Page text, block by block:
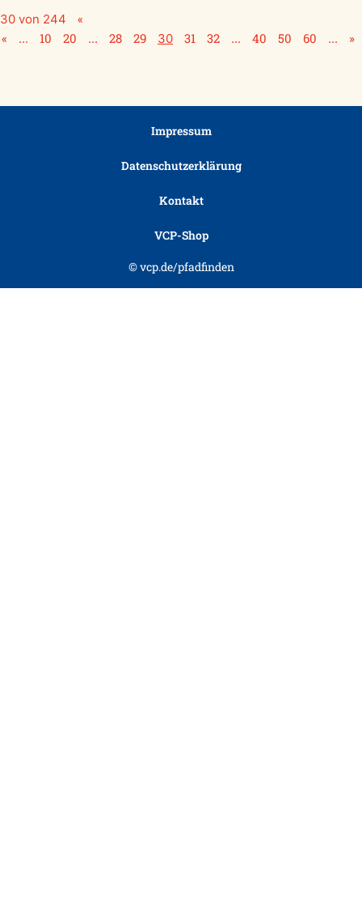
von 244
«
«
... 10 20 ... 28 29 30 31 32 ... 40 50 60 ... »
Impressum
Datenschutzerklärung
Kontakt
VCP-Shop
© vcp.de/pfadfinden